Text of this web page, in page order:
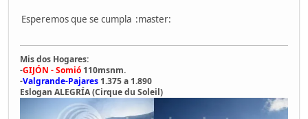
Esperemos que se cumpla :master:
Mis dos Hogares:
-GIJÓN - Somió 110msnm.
-Valgrande-Pajares 1.375 a 1.890
Eslogan ALEGRÍA (Cirque du Soleil)